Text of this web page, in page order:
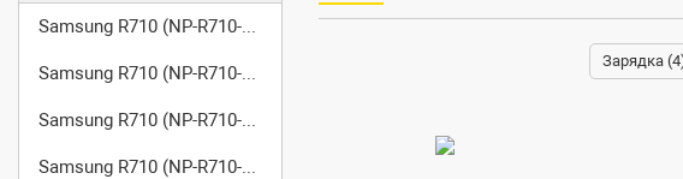
Samsung R710 (NP-R710-AS01)
Samsung R710 (NP-R710-AS02)
Samsung R710 (NP-R710-AS03)
Samsung R710 (NP-R710-AS04)
Зарядка